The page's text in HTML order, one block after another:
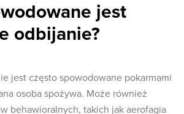
jest
odbijanie?
jest często spowodowane pokarmami
osoba spożywa. Może również
behawioralnych, takich jak aerofagia